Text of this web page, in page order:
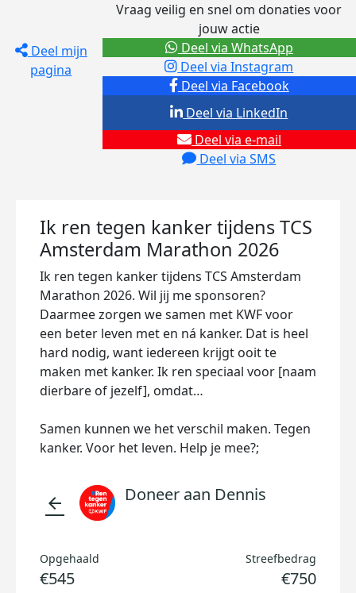
Deel mijn
pagina
Vraag veilig en snel om donaties voor
jouw actie
Deel via Facebook
Deel via Instagram
Deel via e-mail
Deel via SMS
Deel via LinkedIn
Deel via WhatsApp
Ik ren tegen kanker tijdens TCS
Amsterdam Marathon 2026
Ik ren tegen kanker tijdens TCS Amsterdam
Marathon 2026. Wil jij me sponsoren?
Daarmee zorgen we samen met KWF voor
een beter leven met en ná kanker. Dat is heel
hard nodig, want iedereen krijgt ooit te
maken met kanker. Ik ren speciaal voor [naam
dierbare of jezelf], omdat…
Samen kunnen we het verschil maken. Tegen
kanker. Voor het leven. Help je mee?;
arrow_back Doneer aan Dennis
Opgehaald
€545
Streefbedrag
€750